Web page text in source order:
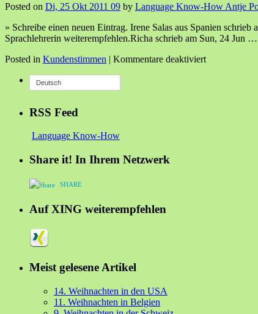
Posted on Di, 25 Okt 2011 09 by Language Know-How Antje
» Schreibe einen neuen Eintrag. Irene Salas aus Spanien
Sprachlehrerin weiterempfehlen.Richa schrieb am Sun, 24 Jun …
Posted in Kundenstimmen | Kommentare deaktiviert
Deutsch
RSS Feed
Language Know-How
Share it! In Ihrem Netzwerk
SHARE
Auf XING weiterempfehlen
Meist gelesene Artikel
14. Weihnachten in den USA
11. Weihnachten in Belgien